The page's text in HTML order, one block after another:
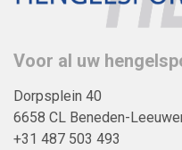
Voor al uw
Dorpsplein 40
6658 CL Beneden-
+31 487 503 493